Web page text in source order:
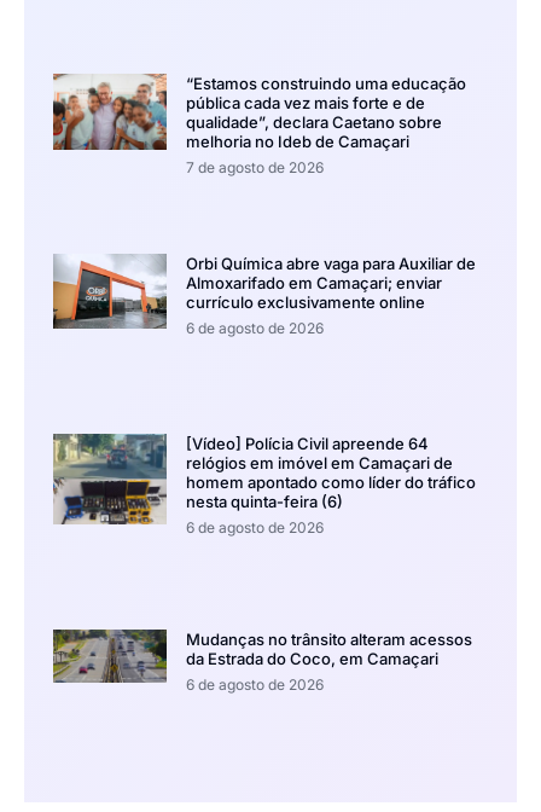
“Estamos construindo uma educação
pública cada vez mais forte e de
qualidade”, declara Caetano sobre
melhoria no Ideb de Camaçari
7 de agosto de 2026
Orbi Química abre vaga para Auxiliar de
Almoxarifado em Camaçari; enviar
currículo exclusivamente online
6 de agosto de 2026
[Vídeo] Polícia Civil apreende 64
relógios em imóvel em Camaçari de
homem apontado como líder do tráfico
nesta quinta-feira (6)
6 de agosto de 2026
Mudanças no trânsito alteram acessos
da Estrada do Coco, em Camaçari
6 de agosto de 2026